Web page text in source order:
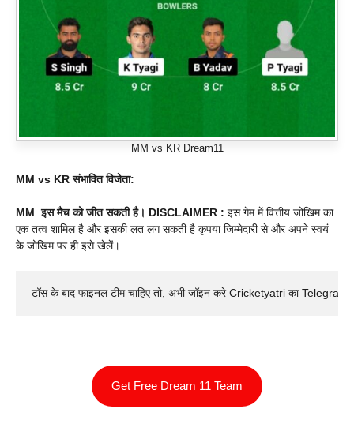
MM vs KR Dream11
MM vs KRसंभावित विजेता:
MM इस मैच को जीत सकती है। DISCLAIMER : इस गेम में वित्तीय जोखिम का
एक तत्व शामिल है और इसकी लत लग सकती है कृपया जिम्मेदारी से और अपने स्वयं
के जोखिम पर ही इसे खेलें।
टॉस के बाद फाइनल टीम चाहिए तो, अभी जॉइन करे Cricketyatri का
Get Free Dream 11 Team